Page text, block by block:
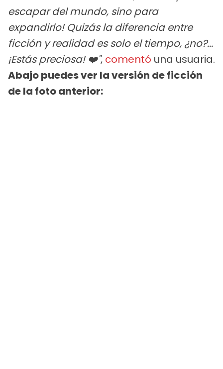
escapar del mundo, sino para
expandirlo! Quizás la diferencia entre
ficción y realidad es solo el tiempo, ¿no?...
¡Estás preciosa! ❤️", comentó una usuaria.
Abajo puedes ver la versión de ficción
de la foto anterior: